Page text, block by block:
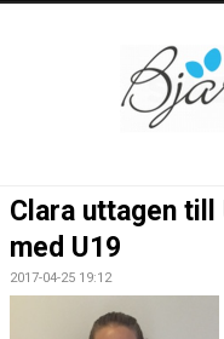
BILDGALLERI
DOKUMENT
Clara uttagen
med U19
2017-04-25 19:12